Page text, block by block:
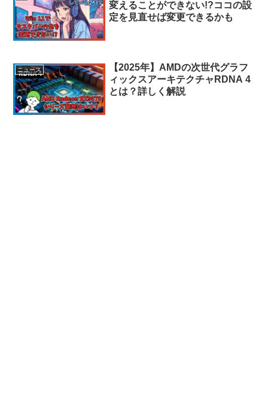
変えることができない!?ココの設
定を見直せば変更できるかも
ニュース
【2025年】AMDの次世代グラフ
ィックスアーキテクチャRDNA 4
とは？詳しく解説